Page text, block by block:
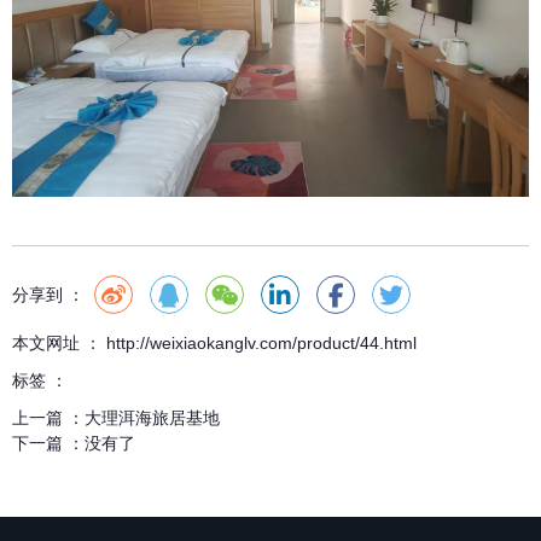
分享到 ：
本文网址 ： http://weixiaokanglv.com/product/44.html
标签 ：
上一篇 ： 大理洱海旅居基地
下一篇 ： 没有了